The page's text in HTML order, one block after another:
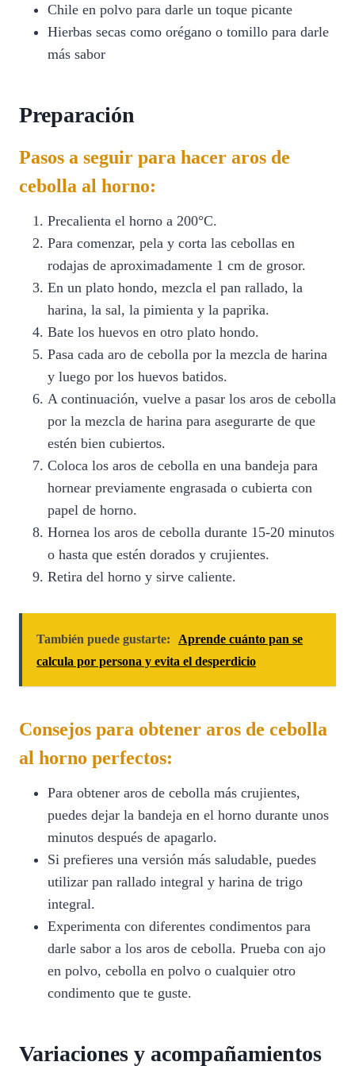
Chile en polvo para darle un toque picante
Hierbas secas como orégano o tomillo para darle
más sabor
Preparación
Pasos a seguir para hacer aros de
cebolla al horno:
Precalienta el horno a 200°C.
Para comenzar, pela y corta las cebollas en
rodajas de aproximadamente 1 cm de grosor.
En un plato hondo, mezcla el pan rallado, la
harina, la sal, la pimienta y la paprika.
Bate los huevos en otro plato hondo.
Pasa cada aro de cebolla por la mezcla de harina
y luego por los huevos batidos.
A continuación, vuelve a pasar los aros de cebolla
por la mezcla de harina para asegurarte de que
estén bien cubiertos.
Coloca los aros de cebolla en una bandeja para
hornear previamente engrasada o cubierta con
papel de horno.
Hornea los aros de cebolla durante 15-20 minutos
o hasta que estén dorados y crujientes.
Retira del horno y sirve caliente.
También puede gustarte:
Aprende cuánto pan se
calcula por persona y evita el desperdicio
Consejos para obtener aros de cebolla
al horno perfectos:
Para obtener aros de cebolla más crujientes,
puedes dejar la bandeja en el horno durante unos
minutos después de apagarlo.
Si prefieres una versión más saludable, puedes
utilizar pan rallado integral y harina de trigo
integral.
Experimenta con diferentes condimentos para
darle sabor a los aros de cebolla. Prueba con ajo
en polvo, cebolla en polvo o cualquier otro
condimento que te guste.
Variaciones y acompañamientos